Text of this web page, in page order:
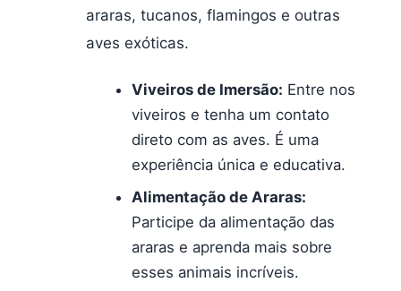
araras, tucanos, flamingos e outras
aves exóticas.
Viveiros de Imersão: Entre nos
viveiros e tenha um contato
direto com as aves. É uma
experiência única e educativa.
Alimentação de Araras:
Participe da alimentação das
araras e aprenda mais sobre
esses animais incríveis.